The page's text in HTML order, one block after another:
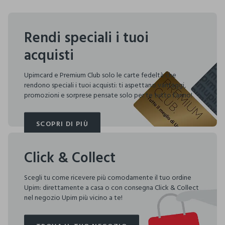
Rendi speciali i tuoi
acquisti
Upimcard e Premium Club solo le carte fedeltà che
rendono speciali i tuoi acquisti: ti aspettano vantaggi,
promozioni e sorprese pensate solo per te tutto l'anno!
SCOPRI DI PIÙ
SCOPRI DI PIÙ
Click & Collect
Scegli tu come ricevere più comodamente il tuo ordine
Upim: direttamente a casa o con consegna Click & Collect
nel negozio Upim più vicino a te!